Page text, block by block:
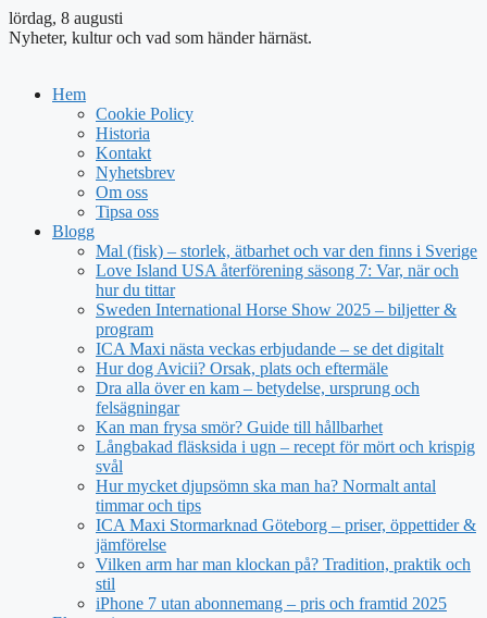
lördag, 8 augusti
Nyheter, kultur och vad som händer härnäst.
Hem
Cookie Policy
Historia
Kontakt
Nyhetsbrev
Om oss
Tipsa oss
Blogg
Mal (fisk) – storlek, ätbarhet och var den finns i Sverige
Love Island USA återförening säsong 7: Var, när och
hur du tittar
Sweden International Horse Show 2025 – biljetter &
program
ICA Maxi nästa veckas erbjudande – se det digitalt
Hur dog Avicii? Orsak, plats och eftermäle
Dra alla över en kam – betydelse, ursprung och
felsägningar
Kan man frysa smör? Guide till hållbarhet
Långbakad fläsksida i ugn – recept för mört och krispig
svål
Hur mycket djupsömn ska man ha? Normalt antal
timmar och tips
ICA Maxi Stormarknad Göteborg – priser, öppettider &
jämförelse
Vilken arm har man klockan på? Tradition, praktik och
stil
iPhone 7 utan abonnemang – pris och framtid 2025